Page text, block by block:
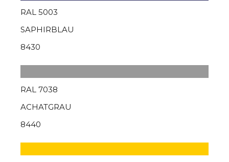
RAL 5003
SAPHIRBLAU
8430
RAL 7038
ACHATGRAU
8440